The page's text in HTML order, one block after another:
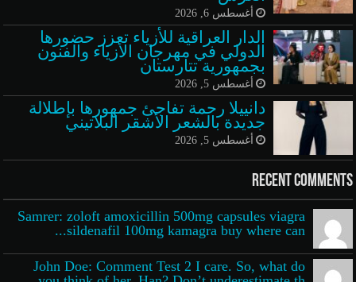
أغسطس 6, 2026
الدار العراقية للأزياء تعزز حضورها
الدولي في مهرجان الأزياء والفنون
بجمهورية تتارستان
أغسطس 5, 2026
دانييلا رحمة تفاجئ جمهورها بإطلالة
جديدة بالشعر الأشقر البلاتيني
أغسطس 5, 2026
Recent Comments
Samrer: zoloft amoxicillin 500mg capsules viagra
sildenafil 100mg kamagra buy where can...
John Doe: Comment Test 2 I care. So, what do